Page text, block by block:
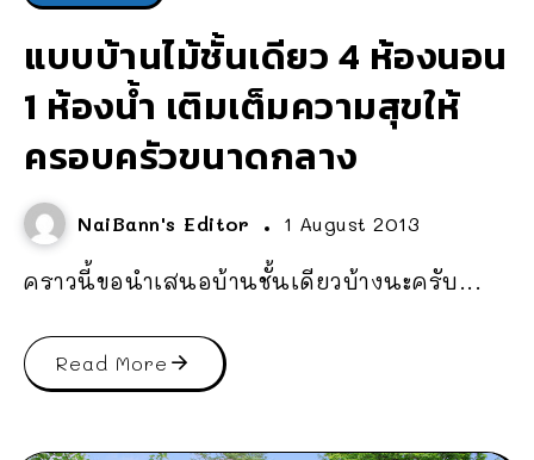
แบบบ้านไม้ชั้นเดียว 4 ห้องนอน
1 ห้องน้ำ เติมเต็มความสุขให้
ครอบครัวขนาดกลาง
NaiBann's Editor 1 August 2013
คราวนี้ขอนำเสนอบ้านชั้นเดียวบ้างนะครับ...
Read More